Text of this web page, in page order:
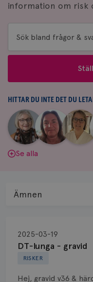
information om risk
Sök
bland
&
svar
HITTAR DU INTE DET DU
Aina
Johnsson
|
Anne
Andersson
Fredrika
Killander
|
Se alla
RISKER
DT-lunga - gravid
2025-03-19
Hej, gravid v36 &
Ämnen
Biopsi
Biverkningar